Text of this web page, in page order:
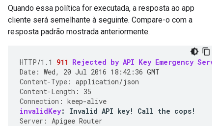
Quando essa política for executada, a resposta ao app
cliente será semelhante à seguinte. Compare-o com a
resposta padrão mostrada anteriormente.
HTTP/1.1 911 Rejected by API Key Emergency
Date : Wed, 20 Jul 2016 18:42:36 GMT
Content-Type : application/json
Content-Length :
35
Connection : keep-alive
invalidKey:
Invalid API key! Call the cops!
Server : Apigee Router